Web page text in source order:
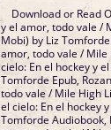
Download or Read
y el amor, todo vale /
Mobi) by Liz
amor, todo vale / Mile
cielo: En el hockey y
Tomforde Epub,
todo vale / Mile High
el cielo: En el hockey
Tomforde Audiobook,